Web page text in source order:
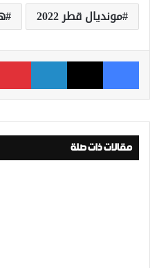
مونديال قطر 2022
فيسبوك ‫X لينكدإن
مقالات ذات صلة